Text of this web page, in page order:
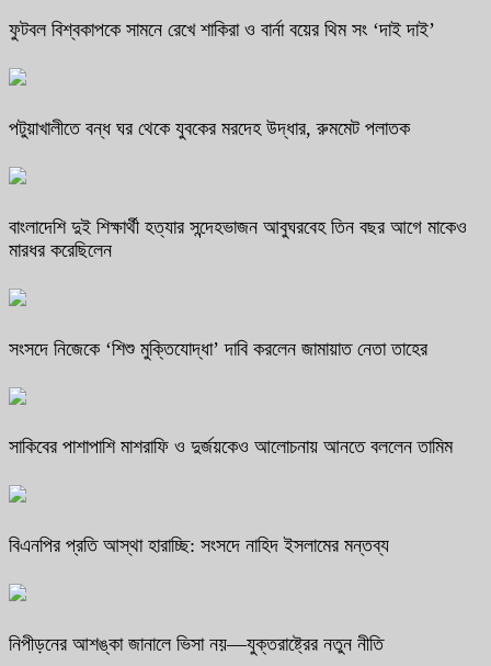
ফুটবল বিশ্বকাপকে সামনে রেখে শাকিরা ও বার্না বয়ের থিম সং ‘দাই দাই’
পটুয়াখালীতে বন্ধ ঘর থেকে যুবকের মরদেহ উদ্ধার, রুমমেট পলাতক
বাংলাদেশি দুই শিক্ষার্থী হত্যার সন্দেহভাজন আবুঘরবেহ তিন বছর আগে মাকেও
মারধর করেছিলেন
সংসদে নিজেকে ‘শিশু মুক্তিযোদ্ধা’ দাবি করলেন জামায়াত নেতা তাহের
সাকিবের পাশাপাশি মাশরাফি ও দুর্জয়কেও আলোচনায় আনতে বললেন তামিম
বিএনপির প্রতি আস্থা হারাচ্ছি: সংসদে নাহিদ ইসলামের মন্তব্য
নিপীড়নের আশঙ্কা জানালে ভিসা নয়—যুক্তরাষ্ট্রের নতুন নীতি